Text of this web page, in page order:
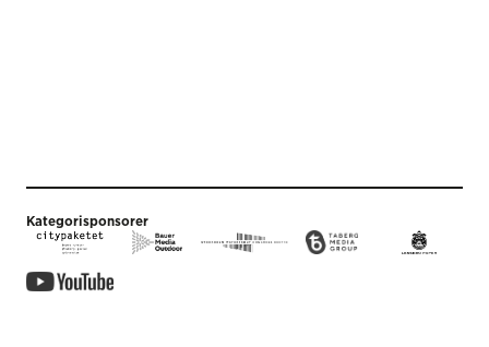
Kategorisponsorer